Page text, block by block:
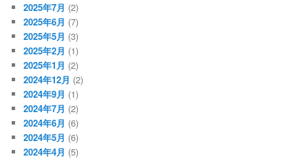
2025年7月 (2)
2025年6月 (7)
2025年5月 (3)
2025年2月 (1)
2025年1月 (2)
2024年12月 (2)
2024年9月 (1)
2024年7月 (2)
2024年6月 (6)
2024年5月 (6)
2024年4月 (5)